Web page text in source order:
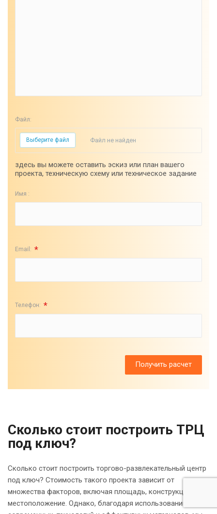
Файл:
Файл не найден
Выберите файл
здесь вы можете оставить эскиз или план вашего
проекта, техническую схему или техническое задание
Имя :
Email: *
Телефон: *
Сколько стоит построить ТРЦ
под ключ?
Сколько стоит построить торгово-развлекательный центр
под ключ? Стоимость такого проекта зависит от
множества факторов, включая площадь, конструкцию и
местоположение. Однако, благодаря использованию